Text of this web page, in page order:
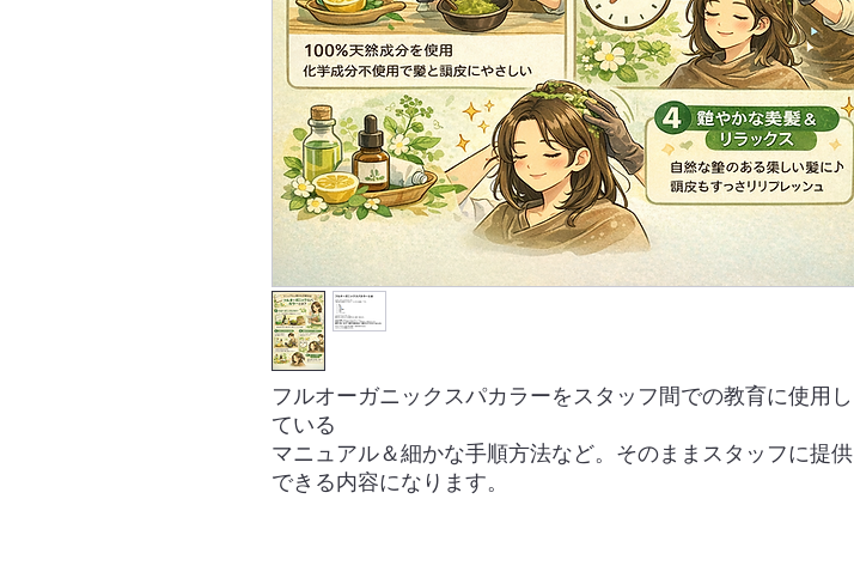
フルオーガニックスパカラーをスタッフ間での教育に使用し
ている
マニュアル＆細かな手順方法など。そのままスタッフに提供
できる内容になります。